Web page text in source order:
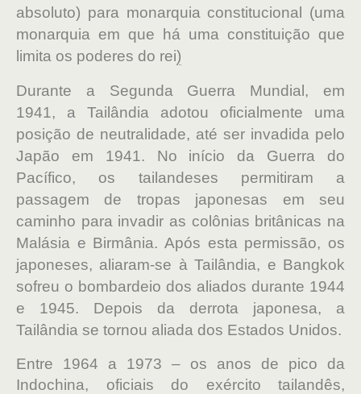
absoluto) para monarquia constitucional (uma
monarquia em que há uma constituição que
limita os poderes do rei)
Durante a Segunda Guerra Mundial, em
1941, a Tailândia adotou oficialmente uma
posição de neutralidade, até ser invadida pelo
Japão em 1941. No início da Guerra do
Pacífico, os tailandeses permitiram a
passagem de tropas japonesas em seu
caminho para invadir as colônias britânicas na
Malásia e Birmânia. Após esta permissão, os
japoneses, aliaram-se à Tailândia, e Bangkok
sofreu o bombardeio dos aliados durante 1944
e 1945. Depois da derrota japonesa, a
Tailândia se tornou aliada dos Estados Unidos.
Entre 1964 a 1973 – os anos de pico da
Indochina, oficiais do exército tailandês,